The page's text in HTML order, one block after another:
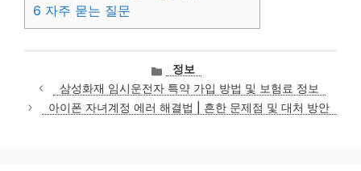
6 자주 묻는 질문
카
테
고
리
정보
삼성화재 임시운전자 특약 가입 방법 및 보험료 정보
아이폰 자녀계정 에러 해결법 | 흔한 문제점 및 대처 방안